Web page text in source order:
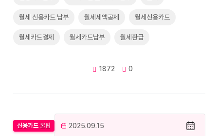
월세 신용카드 납부 월세세액공제 월세신용카드
월세카드결제 월세카드납부 월세환급
1872 0
신용카드 꿀팁 2025.09.15